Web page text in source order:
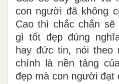
con người đã không
Cao thì chắc chắn
gì tốt đẹp đúng
hay đức tin, nói theo
chính là nền tảng
đẹp mà con người đạt